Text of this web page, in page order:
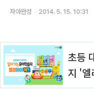
자아완성 2014. 5. 15. 10:31